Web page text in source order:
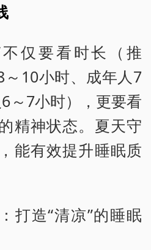
仅要看时长（推
10小时、成年人7
～7小时），更要看
精神状态。夏天守
能有效提升睡眠质
打造“清凉”的睡眠